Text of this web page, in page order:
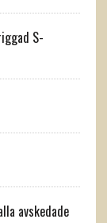
S-
avskedade